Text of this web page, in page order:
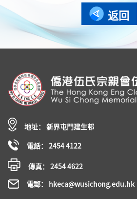
返回
地址： 新界屯門建生邨
電話： 2454 4122
傳真： 2454 4622
電郵： hkeca@wusichong.edu.hk